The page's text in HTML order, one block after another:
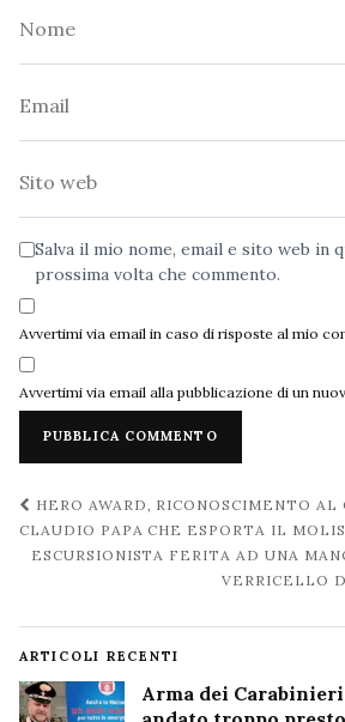
Salva il mio nome, email e sito web in
prossima volta che commento.
Avvertimi via email in caso di risposte al mio
Avvertimi via email alla pubblicazione di un
Navigazione
post
HERO AWARD, RICONOSCIMENTO AL
CLAUDIO PAPA CHE ESPORTA IL
ESCURSIONISTA FERITA AD UNA
VERRICELLO
ARTICOLI RECENTI
Arma dei